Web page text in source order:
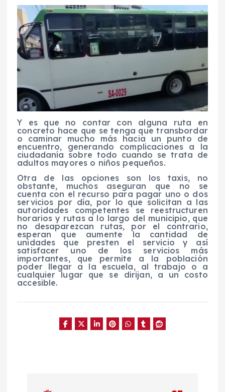
Y es que no contar con alguna ruta en
concreto hace que se tenga que transbordar
o caminar mucho más hacia un punto de
encuentro, generando complicaciones a la
ciudadanía sobre todo cuando se trata de
adultos mayores o niños pequeños.
Otra de las opciones son los taxis, no
obstante, muchos aseguran que no se
cuenta con el recurso para pagar uno o dos
servicios por día, por lo que solicitan a las
autoridades competentes se reestructuren
horarios y rutas a lo largo del municipio, que
no desaparezcan rutas, por el contrario,
esperan que aumente la cantidad de
unidades que presten el servicio y así
satisfacer uno de los servicios más
importantes, que permite a la población
poder llegar a la escuela, al trabajo o a
cualquier lugar que se dirijan, a un costo
accesible.